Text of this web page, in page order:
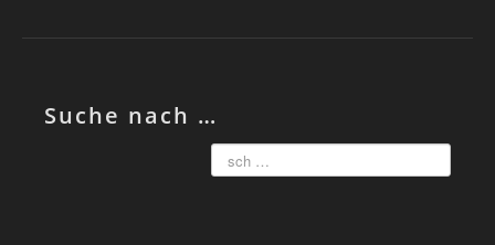
Suche nach …